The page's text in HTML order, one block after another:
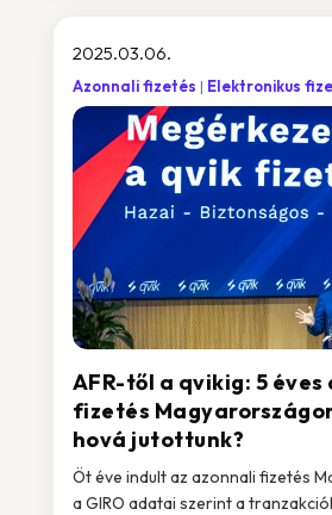
AFR-től a qvikig: 5 éves
fizetés
hová jutottunk?
2025.03.06.
Azonnali fizetés Elektronikus
Öt éve indult az azonnali fizetés
a GIRO adatai szerint a